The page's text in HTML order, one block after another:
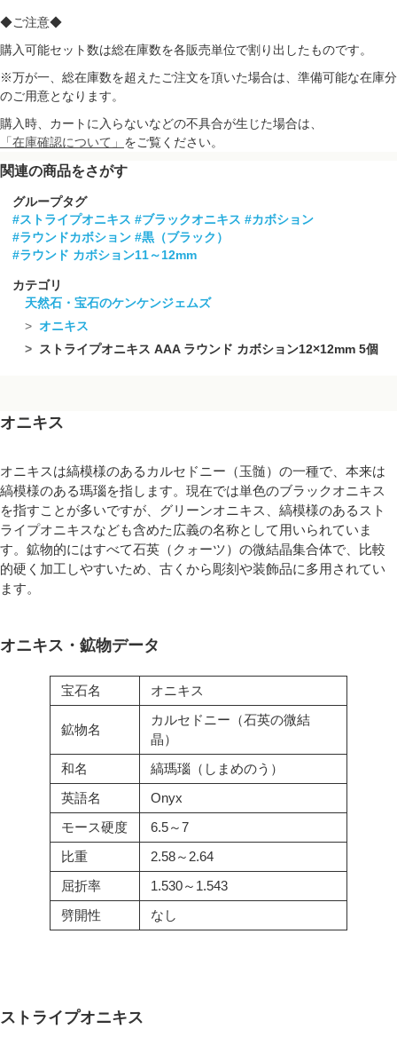
◆ご注意◆
購入可能セット数は総在庫数を各販売単位で割り出したものです。
※万が一、総在庫数を超えたご注文を頂いた場合は、準備可能な在庫分
のご用意となります。
購入時、カートに入らないなどの不具合が生じた場合は、
「在庫確認について」 をご覧ください。
関連の商品をさがす
グループタグ
#ストライプオニキス #ブラックオニキス #カボション
#ラウンドカボション #黒（ブラック）
#ラウンド カボション11～12mm
カテゴリ
天然石・宝石のケンケンジェムズ
オニキス
ストライプオニキス AAA ラウンド カボション12×12mm 5個
オニキス
オニキスは縞模様のあるカルセドニー（玉髄）の一種で、本来は
縞模様のある瑪瑙を指します。現在では単色のブラックオニキス
を指すことが多いですが、グリーンオニキス、縞模様のあるスト
ライプオニキスなども含めた広義の名称として用いられていま
す。鉱物的にはすべて石英（クォーツ）の微結晶集合体で、比較
的硬く加工しやすいため、古くから彫刻や装飾品に多用されてい
ます。
オニキス・鉱物データ
宝石名 オニキス
鉱物名
カルセドニー（石英の微結
晶）
和名
縞瑪瑙（しまめのう）
英語名
Onyx
モース硬度
6.5～7
比重
2.58～2.64
屈折率
1.530～1.543
劈開性
なし
ストライプオニキス